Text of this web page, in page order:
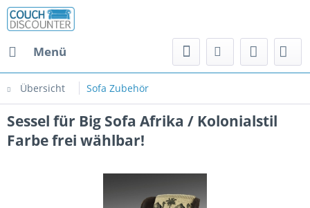
Menü
Übersicht Sofa Zubehör
Sessel für Big Sofa Afrika / Kolonialstil
Farbe frei wählbar!